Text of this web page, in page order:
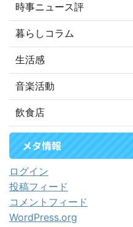
時事ニュース評
暮らしコラム
生活感
音楽活動
飲食店
メタ情報
ログイン
投稿フィード
コメントフィード
WordPress.org